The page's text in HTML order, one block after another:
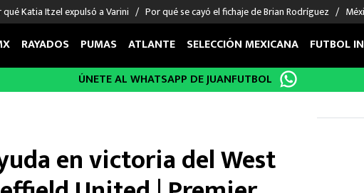
qué Katia Itzel expulsó a Varini Por qué se cayó el fichaje de Brian Rodríguez
EN EL EXTRANJERO
Ochoa
Huerta
FIGURAS
Sergio Ramos
Giorgos Giakoumakis
DEPORTES
Boxeo
RAYADOS PUMAS ATLANTE SELECCIÓN MEXICANA FUTBOL
ÚNETE AL WHATSAPP DE JUANFUTBOL
en victoria del West